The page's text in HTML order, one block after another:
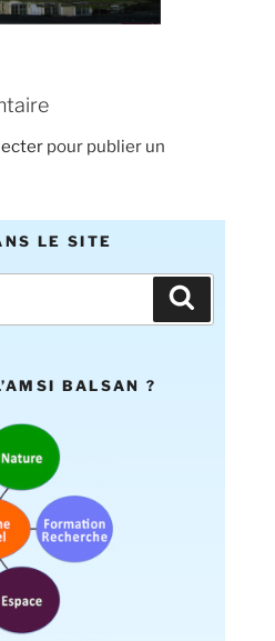
pour publier un
LE SITE
BALSAN ?